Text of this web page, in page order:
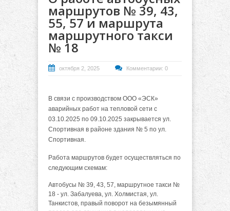
маршрутов № 39, 43,
55, 57 и маршрута
маршрутного такси
№ 18
октября 2, 2025 Комментарии: 0
В связи с производством ООО «ЭСК»
аварийных работ на тепловой сети с
03.10.2025 по 09.10.2025 закрывается ул.
Спортивная в районе здания № 5 по ул.
Спортивная.
Работа маршрутов будет осуществляться по
следующим схемам:
Автобусы № 39, 43, 57, маршрутное такси №
18 - ул. Забалуева, ул. Холмистая, ул.
Танкистов, правый поворот на безымянный